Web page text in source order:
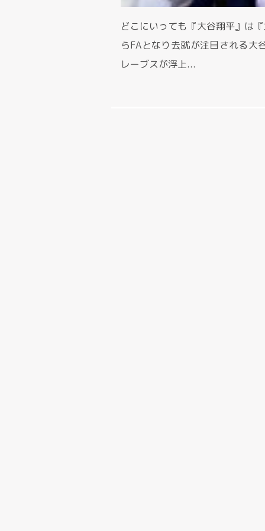
どこにいっても『大谷翔平』は
らFAとなり去就が注目される
レーブスが浮上...